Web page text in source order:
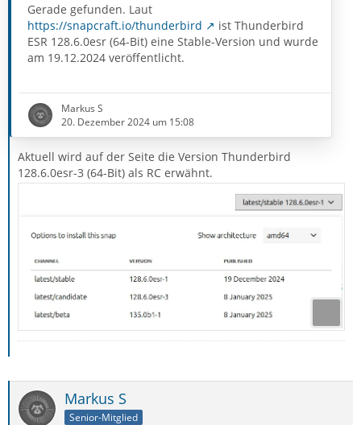
Gerade gefunden. Laut
https://snapcraft.io/thunderbird
ist Thunderbird
ESR 128.6.0esr (64-Bit) eine Stable-Version und wurde
am 19.12.2024 veröffentlicht.
Markus S
20. Dezember 2024 um 15:08
Aktuell wird auf der Seite die Version Thunderbird
128.6.0esr-3 (64-Bit) als RC erwähnt.
Markus S
Senior-Mitglied